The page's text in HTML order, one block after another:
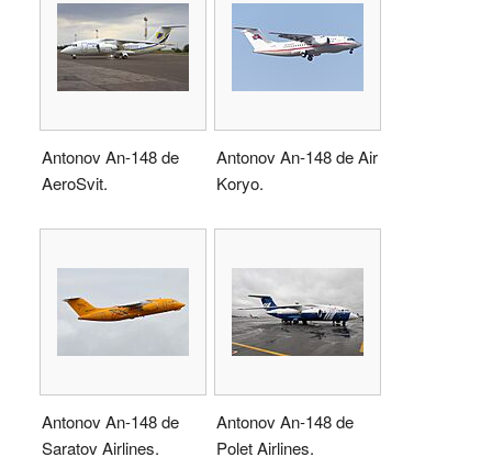
Antonov An-148 de
AeroSvit.
Antonov An-148 de Air
Koryo.
Antonov An-148 de
Saratov Airlines.
Antonov An-148 de
Polet Airlines.